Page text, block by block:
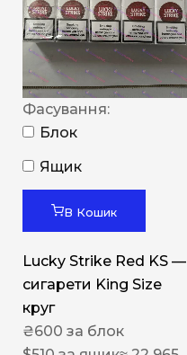
Фасування:
Блок
Ящик
В Кошик
Lucky Strike Red KS —
сигарети King Size
круг
₴600 за блок